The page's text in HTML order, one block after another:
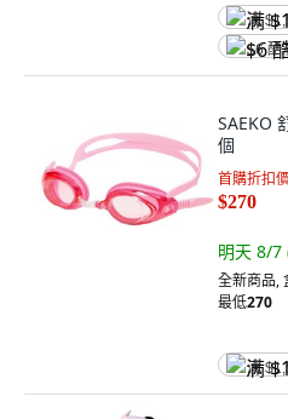
满
$6 酷
SAEKO
個
首購折扣
$270
明天 8/7
全新商品,
最低270
满